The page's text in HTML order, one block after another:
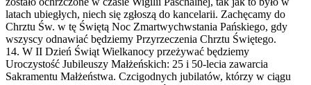
latach ubiegłych, niech się zgłoszą do kancelarii. Zachęcamy do
Chrztu Św. w tę Świętą Noc Zmartwychwstania Pańskiego, gdy
wszyscy odnawiać będziemy Przyrzeczenia Chrztu Świętego.
14. W II Dzień Świąt Wielkanocy przeżywać będziemy
Uroczystość Jubileuszy Małżeńskich: 25 i 50-lecia zawarcia
Sakramentu Małżeństwa. Czcigodnych jubilatów, którzy w ciągu